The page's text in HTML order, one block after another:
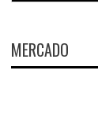
MERCADO